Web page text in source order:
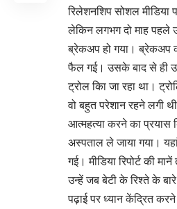
रिलेशनशिप सोशल मीडिया
लेकिन लगभग दो माह
ब्रेकअप हो गया। ब्रेकअप
फैल गई। उसके बाद से ही
ट्रोल किा जा रहा था।
वो बहुत परेशान रहने लगी
आत्महत्या करने का
अस्पताल ले जाया गया।
गई। मीडिया रिपोर्ट की
उन्हें जब बेटी के रिश्ते के
पढ़ाई पर ध्यान केंद्रित